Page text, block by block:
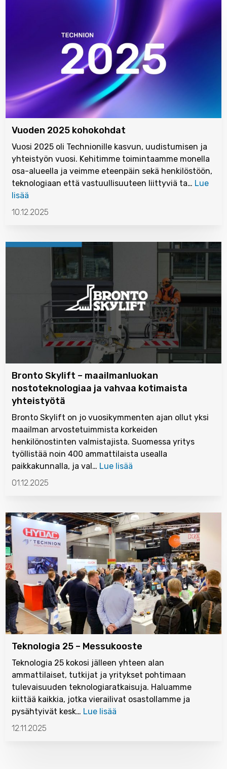
Vuoden 2025 kohokohdat
Vuosi 2025 oli Technionille kasvun, uudistumisen ja
yhteistyön vuosi. Kehitimme toimintaamme monella
osa-alueella ja veimme eteenpäin sekä henkilöstöön,
teknologiaan että vastuullisuuteen liittyviä ta… Lue
lisää
10.12.2025
Bronto Skylift – maailmanluokan
nostoteknologiaa ja vahvaa kotimaista
yhteistyötä
Bronto Skylift on jo vuosikymmenten ajan ollut yksi
maailman arvostetuimmista korkeiden
henkilönostinten valmistajista. Suomessa yritys
työllistää noin 400 ammattilaista usealla
paikkakunnalla, ja val… Lue lisää
01.12.2025
Teknologia 25 – Messukooste
Teknologia 25 kokosi jälleen yhteen alan
ammattilaiset, tutkijat ja yritykset pohtimaan
tulevaisuuden teknologiaratkaisuja. Haluamme
kiittää kaikkia, jotka vierailivat osastollamme ja
pysähtyivät kesk… Lue lisää
12.11.2025